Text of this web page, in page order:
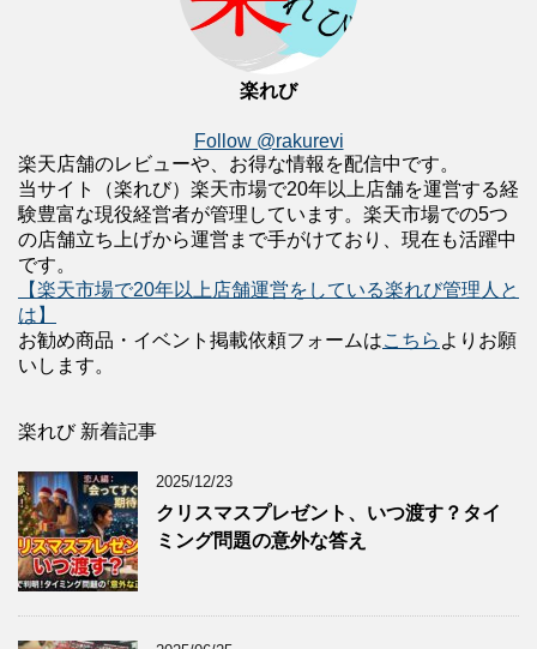
楽れび
Follow @rakurevi
楽天店舗のレビューや、お得な情報を配信中です。
当サイト（楽れび）楽天市場で20年以上店舗を運営する経
験豊富な現役経営者が管理しています。楽天市場での5つ
の店舗立ち上げから運営まで手がけており、現在も活躍中
です。
【楽天市場で20年以上店舗運営をしている楽れび管理人と
は】
お勧め商品・イベント掲載依頼フォームはこちら よりお願
いします。
楽れび 新着記事
2025/12/23
クリスマスプレゼント、いつ渡す？タイ
ミング問題の意外な答え